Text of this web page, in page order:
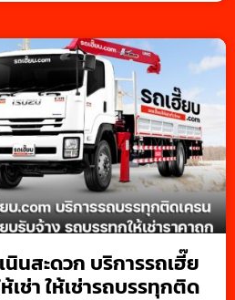
นสะดวก บริการรถเฮี๊ย
เช่า ให้เช่ารถบรรทุกติด